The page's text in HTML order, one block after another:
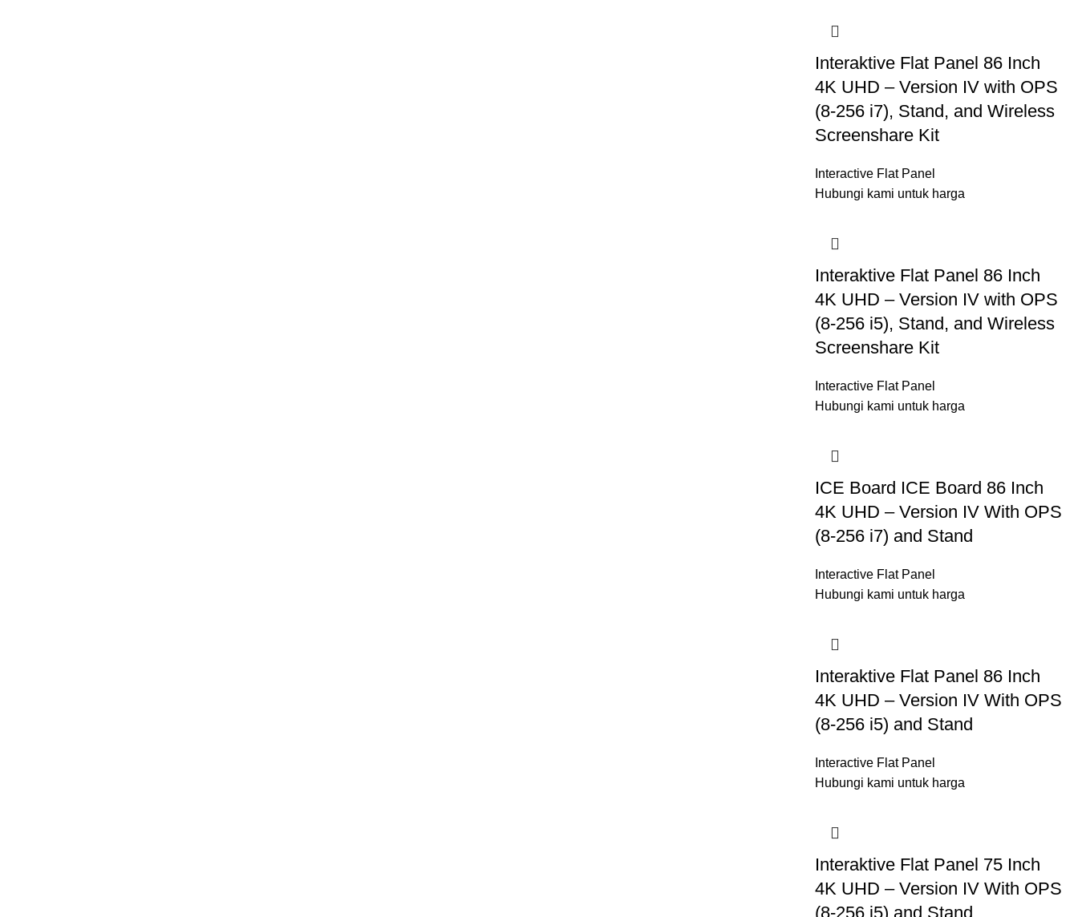
Interaktive Flat Panel 86 Inch
4K UHD – Version IV with OPS
(8-256 i7), Stand, and Wireless
Screenshare Kit
Interactive Flat Panel
Hubungi kami untuk harga
Interaktive Flat Panel 86 Inch
4K UHD – Version IV with OPS
(8-256 i5), Stand, and Wireless
Screenshare Kit
Interactive Flat Panel
Hubungi kami untuk harga
ICE Board ICE Board 86 Inch
4K UHD – Version IV With OPS
(8-256 i7) and Stand
Interactive Flat Panel
Hubungi kami untuk harga
Interaktive Flat Panel 86 Inch
4K UHD – Version IV With OPS
(8-256 i5) and Stand
Interactive Flat Panel
Hubungi kami untuk harga
Interaktive Flat Panel 75 Inch
4K UHD – Version IV With OPS
(8-256 i5) and Stand